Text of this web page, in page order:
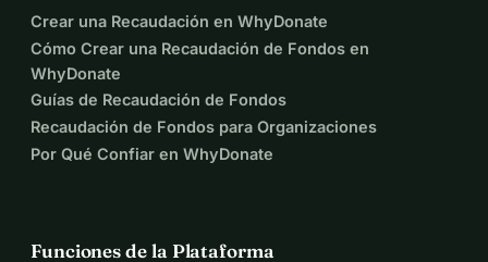
colegas!
¡Gracias por tu apoyo!
Rick y Loes
Crear una Recaudación en WhyDonate
Cómo Crear una Recaudación de Fondos en
WhyDonate
Guías de Recaudación de Fondos
Recaudación de Fondos para Organizaciones
Por Qué Confiar en WhyDonate
Funciones de la Plataforma